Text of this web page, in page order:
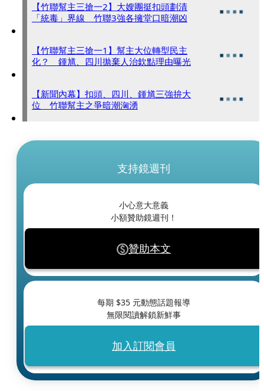
【竹聯幫主三搶一2】大嫂團挺扣頭劃清
「統毒」界線 竹聯3強各擁堂口暗潮凶
【竹聯幫主三搶一1】幫主大位轉型民主
化？ 鍾馗、四川拋棄人治欽點理由曝光
【新聞內幕】扣頭、四川、鍾馗三強拚大
位 竹聯幫主之爭暗潮洶湧
支持鏡週刊
小心意大意義
小額贊助鏡週刊！
贊助本文
每期 $35 元動態話題報導
無限閱讀解鎖新鮮事
加入訂閱會員